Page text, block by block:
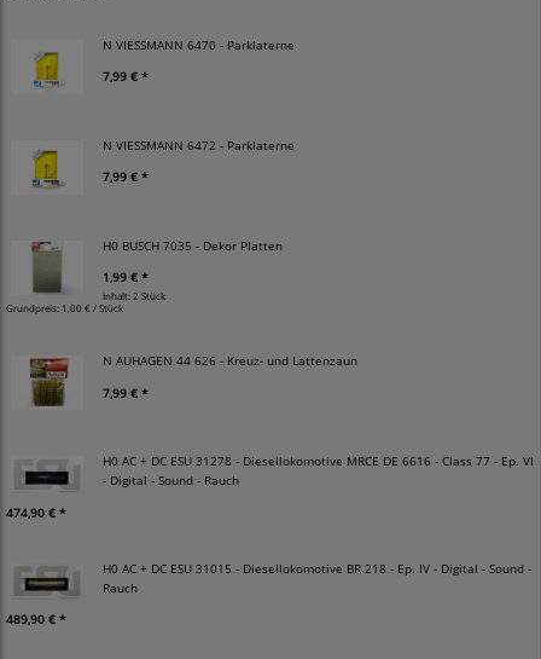
N VIESSMANN 6470 - Parklaterne
7,99 € *
N VIESSMANN 6472 - Parklaterne
7,99 € *
H0 BUSCH 7035 - Dekor Platten
1,99 € *
Inhalt: 2 Stück
Grundpreis: 1,00 € / Stück
N AUHAGEN 44 626 - Kreuz- und Lattenzaun
7,99 € *
H0 AC + DC ESU 31278 - Diesellokomotive MRCE DE 6616 - Class 77 - Ep. VI
- Digital - Sound - Rauch
474,90 € *
H0 AC + DC ESU 31015 - Diesellokomotive BR 218 - Ep. IV - Digital - Sound -
Rauch
489,90 € *